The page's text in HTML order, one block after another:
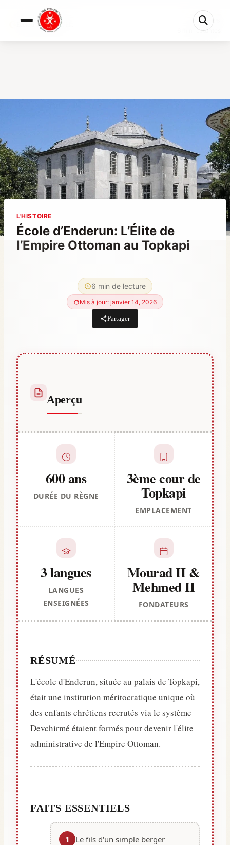
École d’Enderun: L’Él...
6 min restantes
L'HISTOIRE
École d’Enderun: L’Élite de
l’Empire Ottoman au Topkapi
6 min de lecture
Mis à jour: janvier 14, 2026
Partager
Aperçu
600 ans
DURÉE DU RÈGNE
3ème cour de
Topkapi
EMPLACEMENT
3 langues
LANGUES
ENSEIGNÉES
Mourad II &
Mehmed II
FONDATEURS
RÉSUMÉ
L'école d'Enderun, située au palais de Topkapi,
était une institution méritocratique unique où
des enfants chrétiens recrutés via le système
Devchirmé étaient formés pour devenir l'élite
administrative de l'Empire Ottoman.
FAITS ESSENTIELS
1
Le fils d'un simple berger